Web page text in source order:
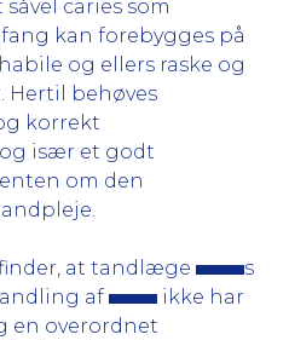
caries som
kan forebygges på
og ellers raske og
Hertil behøves
korrekt
især et godt
om den
at tandlæge
s
af
ikke har
en overordnet